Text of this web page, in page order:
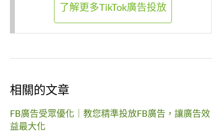
了解更多TikTok廣告投放
相關的文章
FB廣告受眾優化｜教您精準投放FB廣告，讓廣告效
益最大化